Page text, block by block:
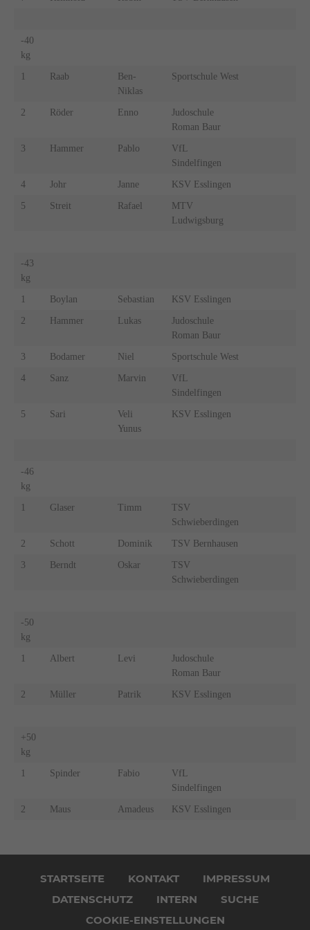
-40
kg
1 Raab
Ben-
Niklas
Sportschule West
2 Röder Enno
Judoschule
Roman Baur
3 Hammer Pablo
VfL
Sindelfingen
4 Johr Janne KSV Esslingen
5 Streit Rafael
MTV
Ludwigsburg
-43
kg
1 Boylan Sebastian KSV Esslingen
2 Hammer Lukas
Judoschule
Roman Baur
3 Bodamer Niel Sportschule West
4 Sanz Marvin
VfL
Sindelfingen
5 Sari
Veli
Yunus
KSV Esslingen
-46
kg
1 Glaser Timm
TSV
Schwieberdingen
2 Schott Dominik TSV Bernhausen
3 Berndt Oskar
TSV
Schwieberdingen
-50
kg
1 Albert Levi
Judoschule
Roman Baur
2 Müller Patrik KSV Esslingen
+50
kg
1 Spinder Fabio
VfL
Sindelfingen
2 Maus Amadeus KSV Esslingen
überspringenSTARTSEITE KONTAKT
IMPRESSUM
DATENSCHUTZ
INTERN
SUCHE
COOKIE-EINSTELLUNGEN